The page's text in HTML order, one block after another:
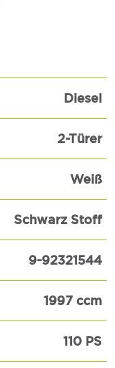
Diesel
2-Türer
Weiß
Schwarz Stoff
9-92321544
1997 ccm
110 PS